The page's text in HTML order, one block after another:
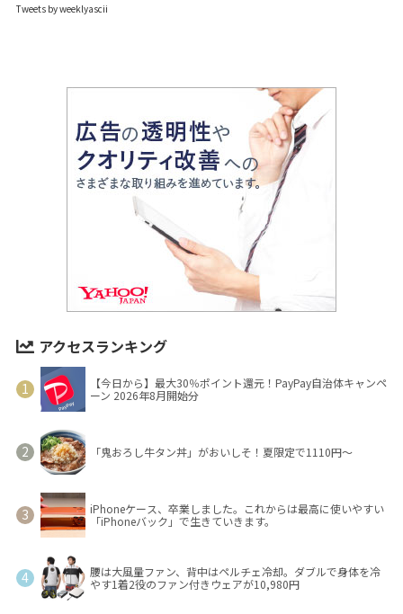
Tweets by weeklyascii
アクセスランキング
【今日から】最大30％ポイント還元！PayPay自治体キャンペ
ーン 2026年8月開始分
「鬼おろし牛タン丼」がおいしそ！夏限定で1110円～
iPhoneケース、卒業しました。これからは最高に使いやすい
「iPhoneバック」で生きていきます。
腰は大風量ファン、背中はペルチェ冷却。ダブルで身体を冷
やす1着2役のファン付きウェアが10,980円